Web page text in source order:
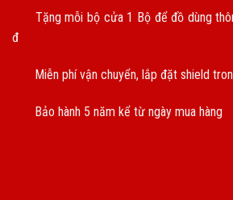
Tặng mỗi bộ cửa 1 Bộ để đồ dùng
đ
Miễn phí vận chuyển, lắp đặt shield
Bảo hành 5 năm kể từ ngày mua hàng